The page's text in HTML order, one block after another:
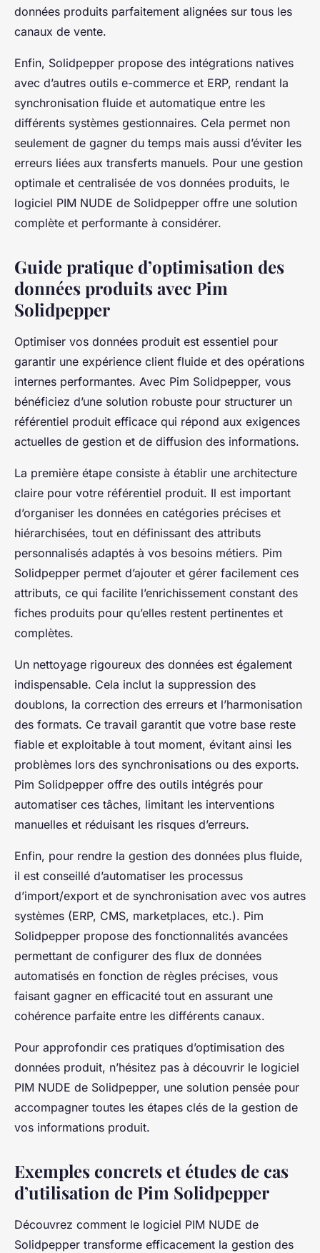
données produits parfaitement alignées sur tous les
canaux de vente.
Enfin, Solidpepper propose des intégrations natives
avec d’autres outils e-commerce et ERP, rendant la
synchronisation fluide et automatique entre les
différents systèmes gestionnaires. Cela permet non
seulement de gagner du temps mais aussi d’éviter les
erreurs liées aux transferts manuels. Pour une gestion
optimale et centralisée de vos données produits, le
logiciel PIM NUDE de Solidpepper offre une solution
complète et performante à considérer.
Guide pratique d’optimisation des
données produits avec Pim
Solidpepper
Optimiser vos données produit est essentiel pour
garantir une expérience client fluide et des opérations
internes performantes. Avec Pim Solidpepper, vous
bénéficiez d’une solution robuste pour structurer un
référentiel produit efficace qui répond aux exigences
actuelles de gestion et de diffusion des informations.
La première étape consiste à établir une architecture
claire pour votre référentiel produit. Il est important
d’organiser les données en catégories précises et
hiérarchisées, tout en définissant des attributs
personnalisés adaptés à vos besoins métiers. Pim
Solidpepper permet d’ajouter et gérer facilement ces
attributs, ce qui facilite l’enrichissement constant des
fiches produits pour qu’elles restent pertinentes et
complètes.
Un nettoyage rigoureux des données est également
indispensable. Cela inclut la suppression des
doublons, la correction des erreurs et l’harmonisation
des formats. Ce travail garantit que votre base reste
fiable et exploitable à tout moment, évitant ainsi les
problèmes lors des synchronisations ou des exports.
Pim Solidpepper offre des outils intégrés pour
automatiser ces tâches, limitant les interventions
manuelles et réduisant les risques d’erreurs.
Enfin, pour rendre la gestion des données plus fluide,
il est conseillé d’automatiser les processus
d’import/export et de synchronisation avec vos autres
systèmes (ERP, CMS, marketplaces, etc.). Pim
Solidpepper propose des fonctionnalités avancées
permettant de configurer des flux de données
automatisés en fonction de règles précises, vous
faisant gagner en efficacité tout en assurant une
cohérence parfaite entre les différents canaux.
Pour approfondir ces pratiques d’optimisation des
données produit, n’hésitez pas à découvrir le logiciel
PIM NUDE de Solidpepper, une solution pensée pour
accompagner toutes les étapes clés de la gestion de
vos informations produit.
Exemples concrets et études de cas
d’utilisation de Pim Solidpepper
Découvrez comment le logiciel PIM NUDE de
Solidpepper transforme efficacement la gestion des